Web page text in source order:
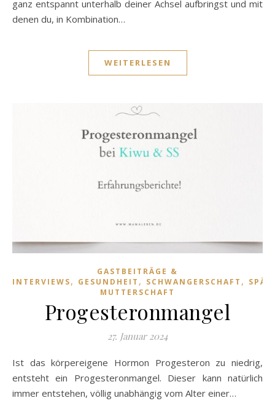
ganz entspannt unterhalb deiner Achsel aufbringst und mit
denen du, in Kombination…
WEITERLESEN
GASTBEITRÄGE &
INTERVIEWS, GESUNDHEIT , SCHWANGERSCHAFT ,
MUTTERSCHAFT
Progesteronmangel
27. Januar 2024
Ist das körpereigene Hormon Progesteron zu niedrig,
entsteht ein Progesteronmangel. Dieser kann natürlich
immer entstehen, völlig unabhängig vom Alter einer…